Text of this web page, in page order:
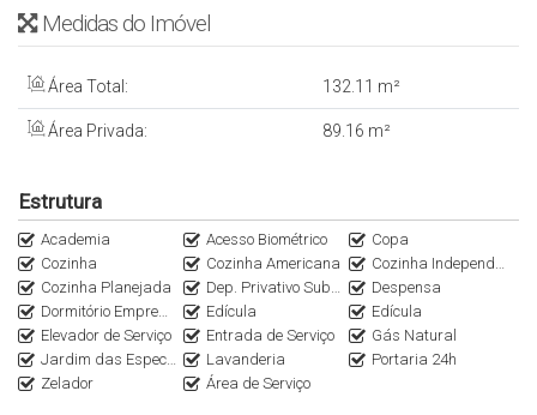
- Sala de Jogos
- Sala de Reunião
- Salão de Festas
-Solarium
Mais informações: Inbox, Whatsapp ou Email
Denis Alexandre - Negócios Imobiliários
CRECI 4813 J
Tel: 47 3311-4400 ou 99994-0042
WhatsApp: (47) 99994-0042
denis@denisalexandreimoveis.com.br
Medidas do Imóvel
Área Total: 132 .11 m²
Área Privada: 89 .16 m²
Estrutura
Academia Acesso Biométrico
Copa
Cozinha
Cozinha Americana
Cozinha Independente
Cozinha Planejada
Dep. Privativo Subsolo
Despensa
Dormitório Empregada
Edícula
Edícula
Elevador de Serviço
Entrada de Serviço
Gás Natural
Jardim das Especiarias
Lavanderia
Portaria 24h
Zelador
Área de Serviço